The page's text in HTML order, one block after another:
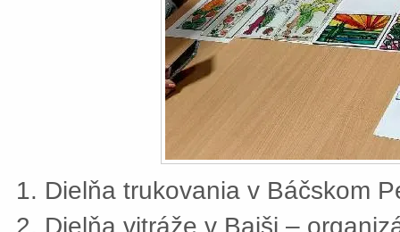
Dielňa trukovania v Báčskom
Dielňa vitráže v Bajši –